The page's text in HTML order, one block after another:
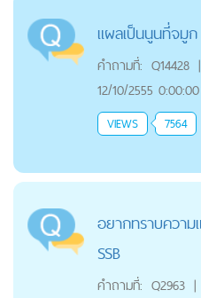
แผลเป็นนูนที่จมูก
คำถามที่: Q14428 |
12/10/2555 0:00:00
VIEWS 7564
อยากทราบควา
SSB
คำถามที่: Q2963 |